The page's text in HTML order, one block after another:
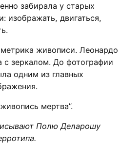
забирала у старых
изображать, двигаться,
живописи. Леонардо
с зеркалом. До фотографии
одним из главных
мертва”.
Полю Деларошу